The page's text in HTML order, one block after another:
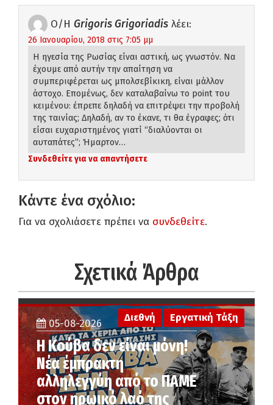
Ο/Η Grigoris Grigoriadis λέει:
26 Ιανουαρίου, 2018 στις 7:05 μμ
Η ηγεσία της Ρωσίας είναι αστική, ως γνωστόν. Να
έχουμε από αυτήν την απαίτηση να
συμπεριφέρεται ως μπολσεβίκικη, είναι μάλλον
άστοχο. Επομένως, δεν καταλαβαίνω το point του
κειμένου: έπρεπε δηλαδή να επιτρέψει την προβολή
της ταινίας; Δηλαδή, αν το έκανε, τι θα έγραφες; ότι
είσαι ευχαριστημένος γιατί “διαλύονται οι
αυταπάτες”; Ήμαρτον…
Συνδεθείτε για να απαντήσετε
Κάντε ένα σχόλιο:
Για να σχολιάσετε πρέπει να συνδεθείτε.
Σχετικά Άρθρα
Διεθνή Εργατική Τάξη
05-08-2026
Η Κούβα δεν είναι μόνη!
Νέα έμπρακτη
αλληλεγγύη από το ΠΑΜΕ
στον ηρωικό λαό της